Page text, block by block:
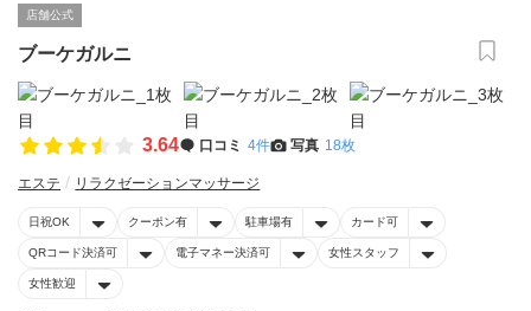
店舗公式
ブーケガルニ
3.64 口コミ 4件 写真 18枚
エステ リラクゼーションマッサージ
日祝OK クーポン有 駐車場有 カード可
QRコード決済可 電子マネー決済可 女性スタッフ
女性歓迎